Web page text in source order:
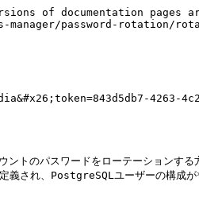
of documentation pages
password-rotation/
トのパスワードをローテーションす
され、PostgreSQLユーザーの構成